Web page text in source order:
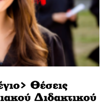
Θέσεις
Διδακτικού